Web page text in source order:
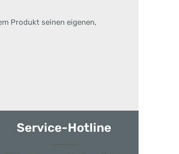
Produkt seinen eigenen,
Service-Hotline